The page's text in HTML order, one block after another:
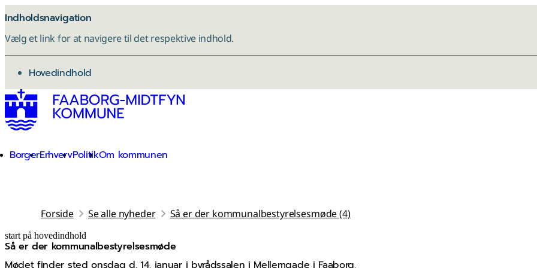
Indholdsnavigation
Vælg et link for at navigere til det respektive indhold.
gå til
Hovedindhold
BorgerErhvervPolitikOm kommunen
Forside Se alle nyheder Så er der kommunalbestyrelsesmøde (4)
start på hovedindhold
Så er der kommunalbestyrelsesmøde
Mødet finder sted onsdag d. 14. januar i byrådssalen i Mellemgade i Faaborg.
senest opdateret 8. januar 2026